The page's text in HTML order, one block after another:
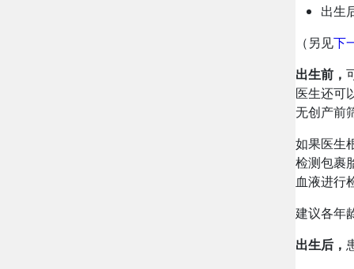
出生
（另见下
出生前，
医生还可
无创产前
如果医生
检测包裹
血液进行
建议各年
出生后，